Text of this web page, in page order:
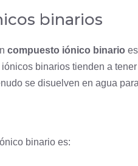
binarios
compuesto iónico binario
binarios tienden a
se disuelven en agua
binario es: